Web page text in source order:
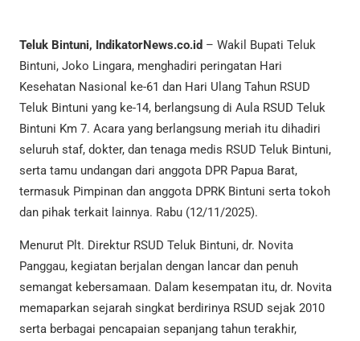
Teluk Bintuni, IndikatorNews.co.id – Wakil Bupati Teluk
Bintuni, Joko Lingara, menghadiri peringatan Hari
Kesehatan Nasional ke-61 dan Hari Ulang Tahun RSUD
Teluk Bintuni yang ke-14, berlangsung di Aula RSUD Teluk
Bintuni Km 7. Acara yang berlangsung meriah itu dihadiri
seluruh staf, dokter, dan tenaga medis RSUD Teluk Bintuni,
serta tamu undangan dari anggota DPR Papua Barat,
termasuk Pimpinan dan anggota DPRK Bintuni serta tokoh
dan pihak terkait lainnya. Rabu (12/11/2025).
Menurut Plt. Direktur RSUD Teluk Bintuni, dr. Novita
Panggau, kegiatan berjalan dengan lancar dan penuh
semangat kebersamaan. Dalam kesempatan itu, dr. Novita
memaparkan sejarah singkat berdirinya RSUD sejak 2010
serta berbagai pencapaian sepanjang tahun terakhir,